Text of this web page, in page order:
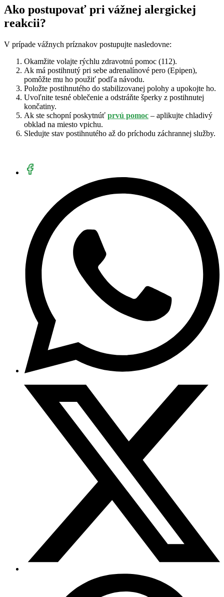
Ako postupovať pri vážnej alergickej
reakcii?
V prípade vážnych príznakov postupujte nasledovne:
Okamžite volajte rýchlu zdravotnú pomoc (112).
Ak má postihnutý pri sebe adrenalínové pero (Epipen),
pomôžte mu ho použiť podľa návodu.
Položte postihnutého do stabilizovanej polohy a upokojte ho.
Uvoľnite tesné oblečenie a odstráňte šperky z postihnutej
končatiny.
Ak ste schopní poskytnúť prvú pomoc – aplikujte chladivý
obklad na miesto vpichu.
Sledujte stav postihnutého až do príchodu záchrannej služby.